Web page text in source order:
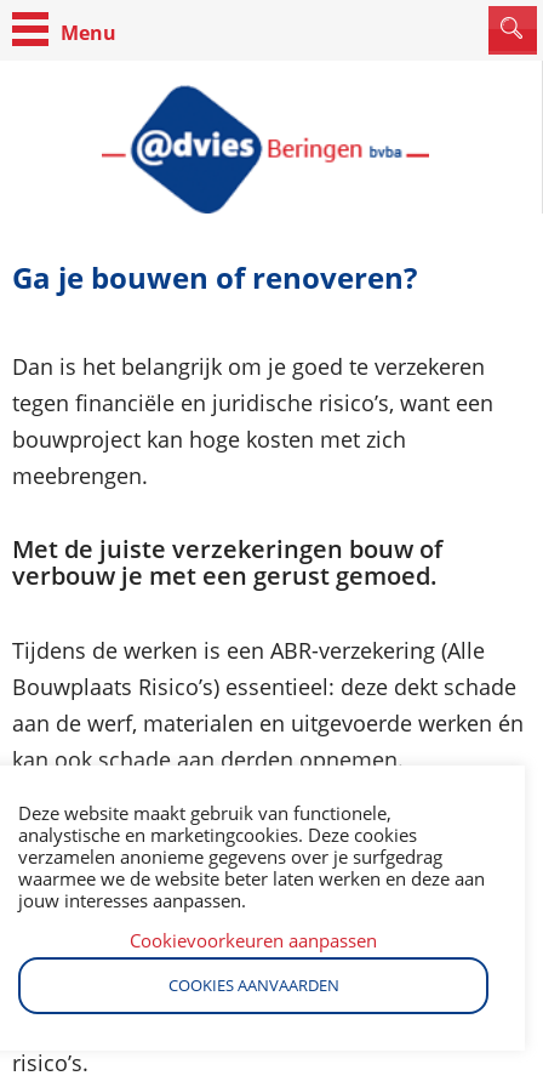
Ga je bouwen of renoveren?
Dan is het belangrijk om je goed te verzekeren
tegen financiële en juridische risico’s, want een
bouwproject kan hoge kosten met zich
meebrengen.
Met de juiste verzekeringen bouw of
verbouw je met een gerust gemoed.
Tijdens de werken is een ABR-verzekering (Alle
Bouwplaats Risico’s) essentieel: deze dekt schade
aan de werf, materialen en uitgevoerde werken én
kan ook schade aan derden opnemen.
Bij discussies met aannemers of architecten biedt
een rechtsbijstandverzekering juridische
ondersteuning.
Zodra de woning is opgeleverd, sluit je best een
brandverzekering af om je woning en inboedel te
risico’s.
Deze website maakt gebruik van functionele,
analystische en marketingcookies. Deze cookies
verzamelen anonieme gegevens over je surfgedrag
waarmee we de website beter laten werken en deze aan
jouw interesses aanpassen.
Cookievoorkeuren aanpassen
COOKIES AANVAARDEN